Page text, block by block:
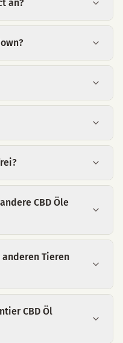
an?
CBD Öle
anderen Tieren
CBD Öl